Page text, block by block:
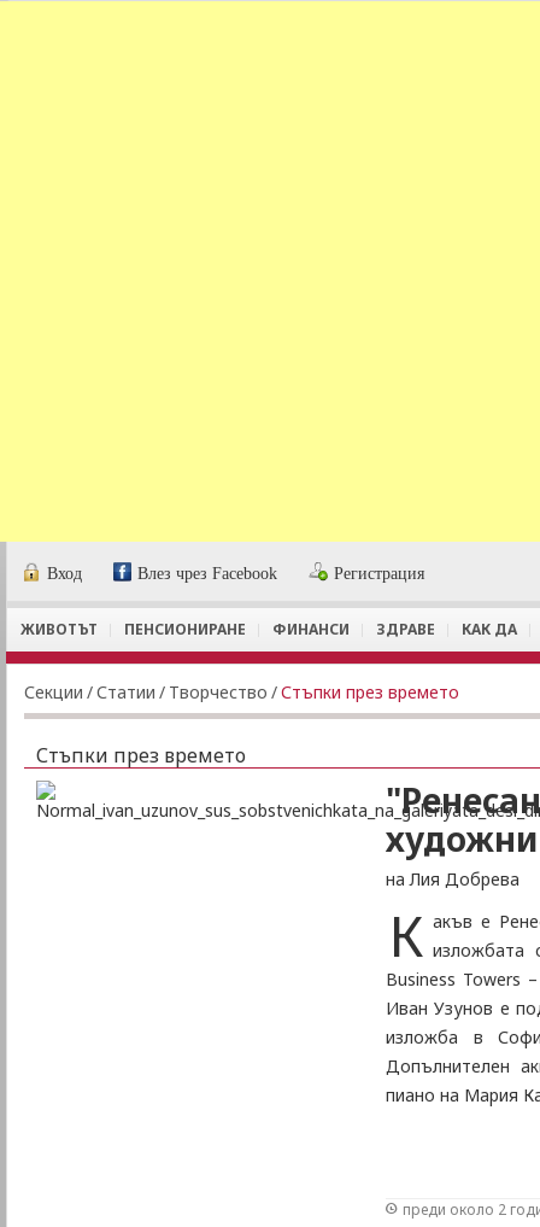
Вход Влез чрез Facebook Регистрация
ЖИВОТЪТ ПЕНСИОНИРАНЕ ФИНАНСИ ЗДРАВЕ КАК ДА
Секции /Статии / Творчество /Стъпки през времето
Стъпки през времето
на Лия Добрева
К акъв е
изложбата
Business Towers
Иван Узунов е
изложба в
Допълнителен
пиано на Мария
преди около 2